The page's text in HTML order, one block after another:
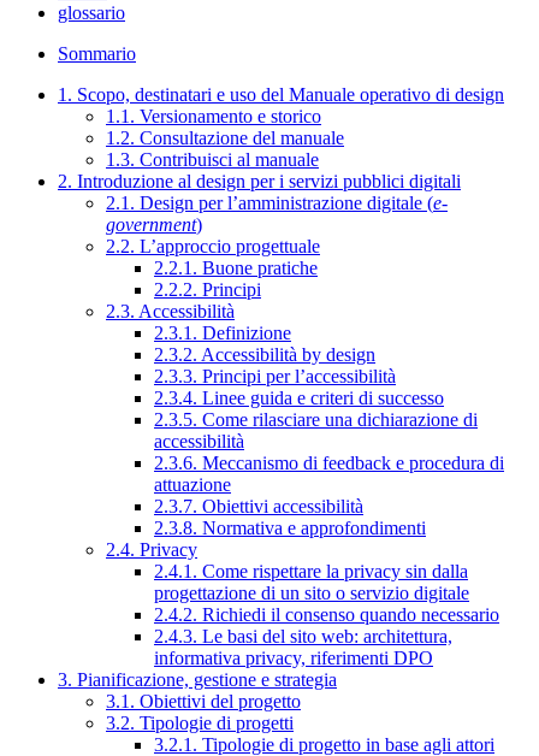
glossario
Sommario
1. Scopo, destinatari e uso del Manuale operativo di design
1.1. Versionamento e storico
1.2. Consultazione del manuale
1.3. Contribuisci al manuale
2. Introduzione al design per i servizi pubblici digitali
2.1. Design per l’amministrazione digitale (e-
government)
2.2. L’approccio progettuale
2.2.1. Buone pratiche
2.2.2. Principi
2.3. Accessibilità
2.3.1. Definizione
2.3.2. Accessibilità by design
2.3.3. Principi per l’accessibilità
2.3.4. Linee guida e criteri di successo
2.3.5. Come rilasciare una dichiarazione di
accessibilità
2.3.6. Meccanismo di feedback e procedura di
attuazione
2.3.7. Obiettivi accessibilità
2.3.8. Normativa e approfondimenti
2.4. Privacy
2.4.1. Come rispettare la privacy sin dalla
progettazione di un sito o servizio digitale
2.4.2. Richiedi il consenso quando necessario
2.4.3. Le basi del sito web: architettura,
informativa privacy, riferimenti DPO
3. Pianificazione, gestione e strategia
3.1. Obiettivi del progetto
3.2. Tipologie di progetti
3.2.1. Tipologie di progetto in base agli attori